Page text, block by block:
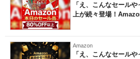
「え、こんなセール
上が続々登場！
Amazon
「え、こんなセール